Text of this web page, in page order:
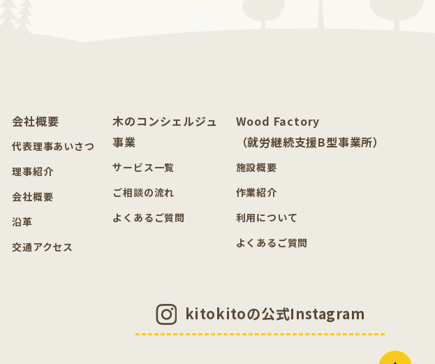
会社概要
代表理事あいさつ
理事紹介
会社概要
沿革
交通アクセス
木のコンシェルジュ
事業
サービス一覧
ご相談の流れ
よくあるご質問
Wood Factory
（就労継続支援B型事業所）
施設概要
作業紹介
利用について
よくあるご質問
kitokitoの公式Instagram